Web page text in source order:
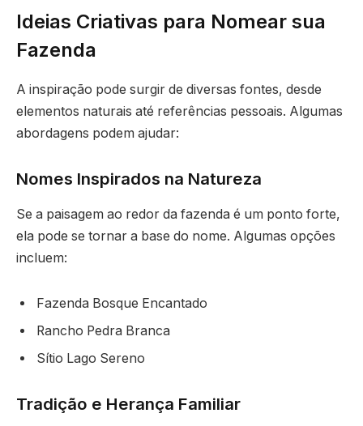
Ideias Criativas para Nomear sua
Fazenda
A inspiração pode surgir de diversas fontes, desde
elementos naturais até referências pessoais. Algumas
abordagens podem ajudar:
Nomes Inspirados na Natureza
Se a paisagem ao redor da fazenda é um ponto forte,
ela pode se tornar a base do nome. Algumas opções
incluem:
Fazenda Bosque Encantado
Rancho Pedra Branca
Sítio Lago Sereno
Tradição e Herança Familiar